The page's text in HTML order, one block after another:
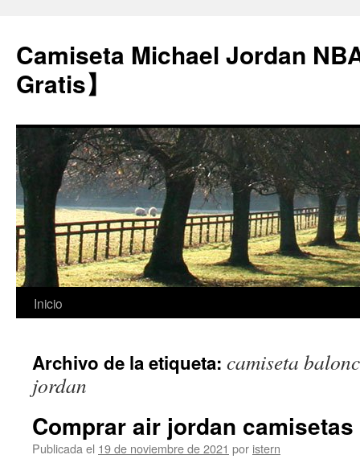
Camiseta Michael Jordan
Gratis】
Saltar
contenido
Inicio
Archivo de la etiqueta: camiseta
jordan
Comprar air jordan camisetas
Publicada el 19 de noviembre de 2021 por istern